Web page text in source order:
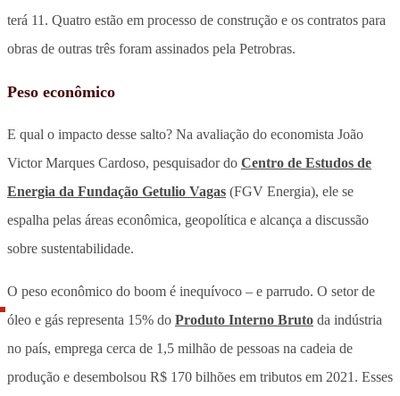
terá 11. Quatro estão em processo de construção e os contratos para
obras de outras três foram assinados pela Petrobras.
Peso econômico
E qual o impacto desse salto? Na avaliação do economista João
Victor Marques Cardoso, pesquisador do Centro de Estudos de
Energia da Fundação Getulio Vagas (FGV Energia), ele se
espalha pelas áreas econômica, geopolítica e alcança a discussão
sobre sustentabilidade.
O peso econômico do boom é inequívoco – e parrudo. O setor de
óleo e gás representa 15% do Produto Interno Bruto da indústria
no país, emprega cerca de 1,5 milhão de pessoas na cadeia de
produção e desembolsou R$ 170 bilhões em tributos em 2021. Esses